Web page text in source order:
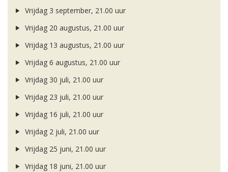
Vrijdag 3 september, 21.00 uur
Vrijdag 20 augustus, 21.00 uur
Vrijdag 13 augustus, 21.00 uur
Vrijdag 6 augustus, 21.00 uur
Vrijdag 30 juli, 21.00 uur
Vrijdag 23 juli, 21.00 uur
Vrijdag 16 juli, 21.00 uur
Vrijdag 2 juli, 21.00 uur
Vrijdag 25 juni, 21.00 uur
Vrijdag 18 juni, 21.00 uur